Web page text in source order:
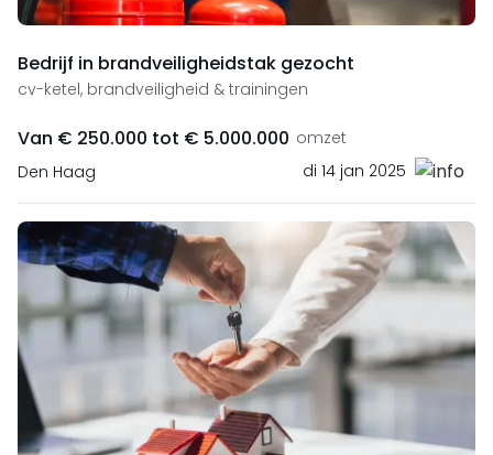
Bedrijf in brandveiligheidstak gezocht
cv-ketel, brandveiligheid & trainingen
Van € 250.000 tot € 5.000.000 omzet
Den Haag
di 14 jan 2025